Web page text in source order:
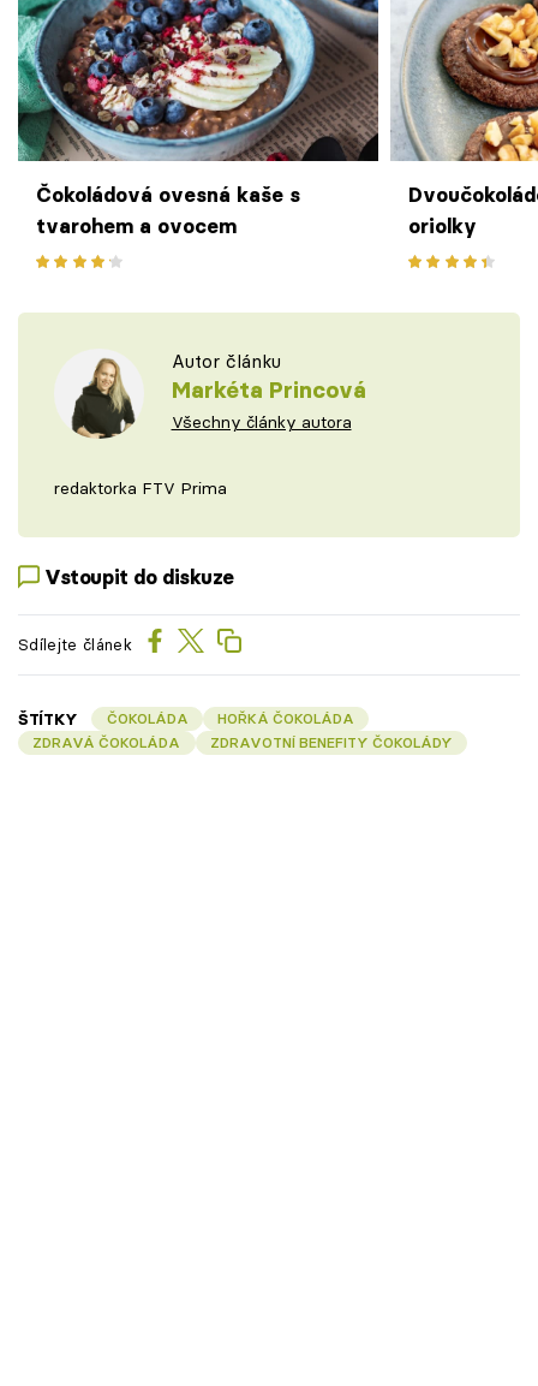
Čokoládová ovesná kaše s
tvarohem a ovocem
oriolky
Autor článku
Markéta Princová
Všechny články autora
redaktorka FTV Prima
Vstoupit do diskuze
Sdílejte článek
ŠTÍTKY ČOKOLÁDA
HOŘKÁ ČOKOLÁDA
ZDRAVÁ ČOKOLÁDA
ZDRAVOTNÍ BENEFITY ČOKOLÁDY